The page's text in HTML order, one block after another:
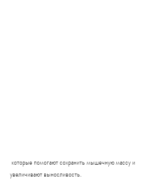
увеличивают выносливость.